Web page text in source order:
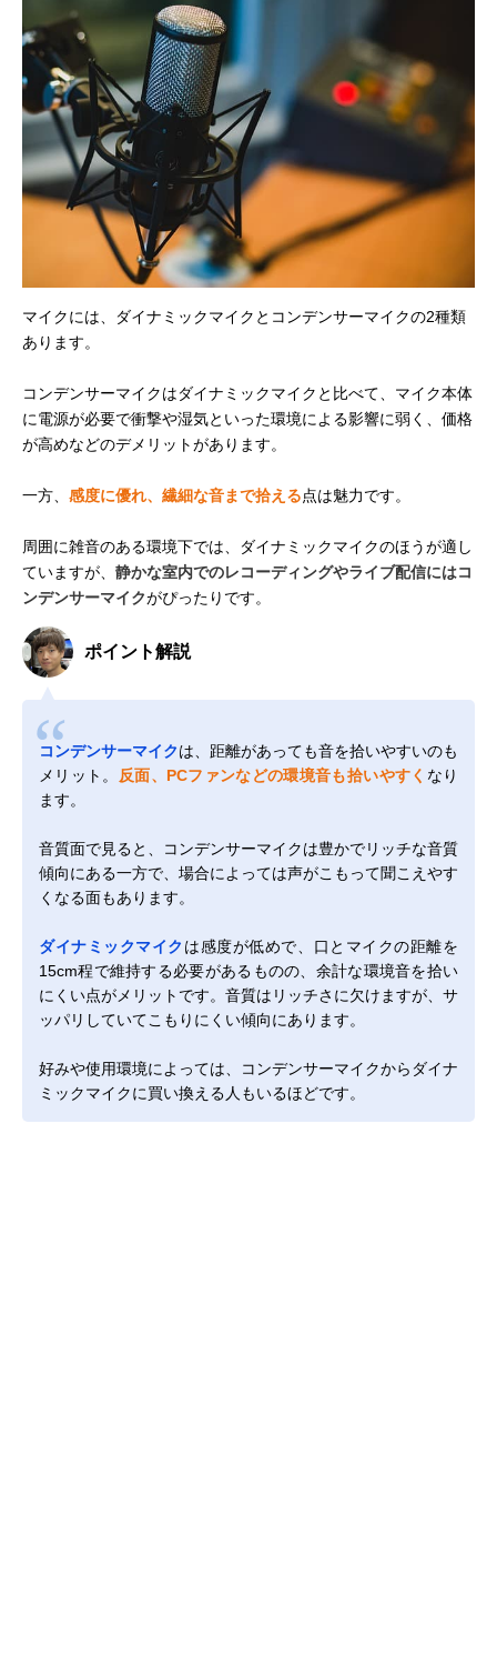
マイクには、ダイナミックマイクとコンデンサーマイクの2種類
あります。
コンデンサーマイクはダイナミックマイクと比べて、マイク本体
に電源が必要で衝撃や湿気といった環境による影響に弱く、価格
が高めなどのデメリットがあります。
一方、 感度に優れ、繊細な音まで拾える点は魅力です。
周囲に雑音のある環境下では、ダイナミックマイクのほうが適し
ていますが、 静かな室内でのレコーディングやライブ配信にはコ
ンデンサーマイクがぴったりです。
ポイント解説
コンデンサーマイクは、距離があっても音を拾いやすいのも
メリット。 反面、PCファンなどの環境音も拾いやすく なり
ます。
音質面で見ると、コンデンサーマイクは豊かでリッチな音質
傾向にある一方で、場合によっては声がこもって聞こえやす
くなる面もあります。
ダイナミックマイク は感度が低めで、口とマイクの距離を
15cm程で維持する必要があるものの、余計な環境音を拾い
にくい点がメリットです。音質はリッチさに欠けますが、サ
ッパリしていてこもりにくい傾向にあります。
好みや使用環境によっては、コンデンサーマイクからダイナ
ミックマイクに買い換える人もいるほどです。